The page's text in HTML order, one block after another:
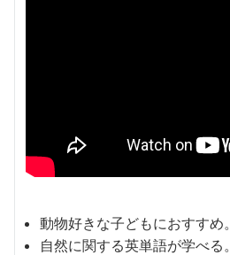
動物好きな子どもにおすすめ。
自然に関する英単語が学べる。